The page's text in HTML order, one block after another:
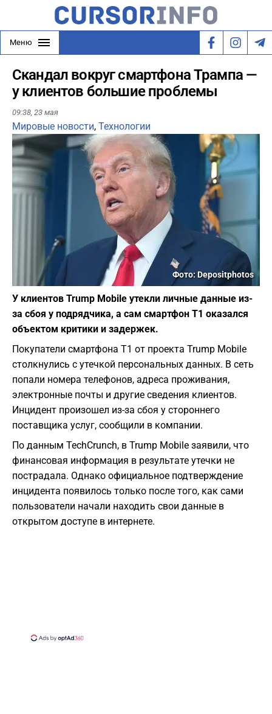
Меню
Скандал вокруг смартфона Трампа —
у клиентов большие проблемы
09:38, 23 мая
Мировые новости, Технологии
Фото: Depositphotos
У клиентов Trump Mobile утекли личные данные из-
за сбоя у подрядчика, а сам смартфон T1 оказался
объектом критики и задержек.
Покупатели смартфона T1 от проекта Trump Mobile
столкнулись с утечкой персональных данных. В сеть
попали номера телефонов, адреса проживания,
электронные почты и другие сведения клиентов.
Инцидент произошел из-за сбоя у стороннего
поставщика услуг, сообщили в компании.
По данным TechCrunch, в Trump Mobile заявили, что
финансовая информация в результате утечки не
пострадала. Однако официальное подтверждение
инцидента появилось только после того, как сами
пользователи начали находить свои данные в
открытом доступе в интернете.